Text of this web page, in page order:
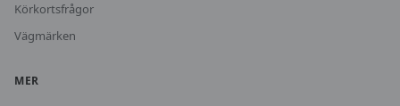
Körkortsfrågor
Vägmärken
MER